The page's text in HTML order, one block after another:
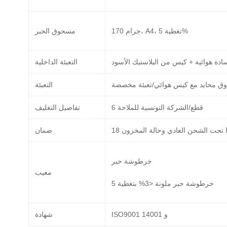
170 جرام، A4، تغطية 5%
هوائية + كيس من البلاستيك الأسود
محايد مع كيس هوائي/تعبئة مخصصة
6 قطع/الشركة التونسية للملاحة
تحت الشحن العادي وحالة المخزون
ISO9001 و 14001